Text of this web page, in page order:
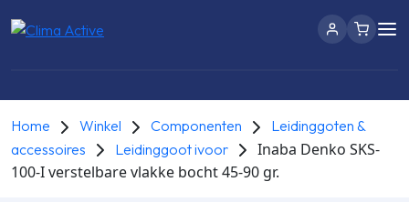
Home Winkel Componenten
Leidinggoten &
accessoires
Leidinggoot ivoor
Inaba Denko SKS-
100-I verstelbare vlakke bocht 45-90 gr.